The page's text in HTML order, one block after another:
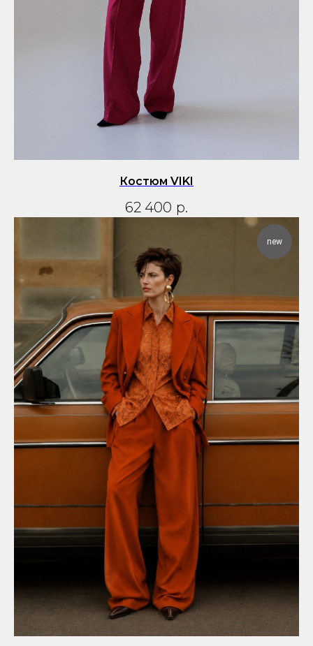
Костюм VIKI
62 400 р.
new